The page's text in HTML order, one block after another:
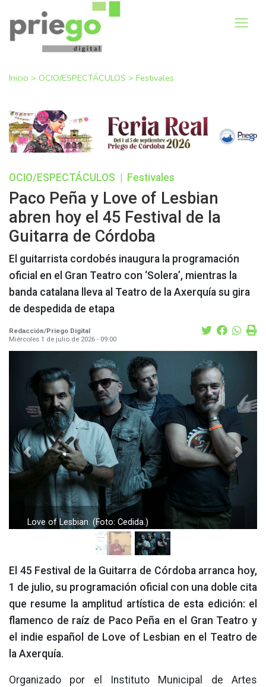
Inicio > OCIO/ESPECTÁCULOS > Festivales
OCIO/ESPECTÁCULOS Festivales
Paco Peña y Love of Lesbian
abren hoy el 45 Festival de la
Guitarra de Córdoba
El guitarrista cordobés inaugura la programación
oficial en el Gran Teatro con ‘Solera’, mientras la
banda catalana lleva al Teatro de la Axerquía su gira
de despedida de etapa
Redacción/Priego Digital
Miércoles 1 de julio de 2026 - 09:00
Paco Peña. (Foto: Cedida.)
Previous Next
El 45 Festival de la Guitarra de Córdoba arranca hoy,
1 de julio, su programación oficial con una doble cita
que resume la amplitud artística de esta edición: el
flamenco de raíz de Paco Peña en el Gran Teatro y
el indie español de Love of Lesbian en el Teatro de
la Axerquía.
Organizado por el Instituto Municipal de Artes